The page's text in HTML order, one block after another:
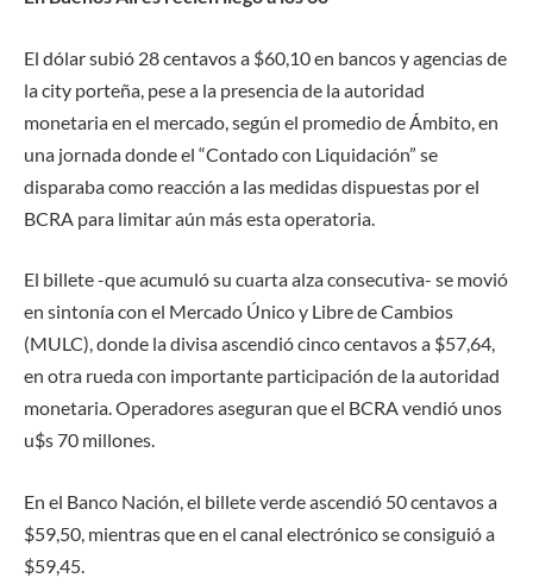
El dólar subió 28 centavos a $60,10 en bancos y agencias de
la city porteña, pese a la presencia de la autoridad
monetaria en el mercado, según el promedio de Ámbito, en
una jornada donde el “Contado con Liquidación” se
disparaba como reacción a las medidas dispuestas por el
BCRA para limitar aún más esta operatoria.
El billete -que acumuló su cuarta alza consecutiva- se movió
en sintonía con el Mercado Único y Libre de Cambios
(MULC), donde la divisa ascendió cinco centavos a $57,64,
en otra rueda con importante participación de la autoridad
monetaria. Operadores aseguran que el BCRA vendió unos
u$s 70 millones.
En el Banco Nación, el billete verde ascendió 50 centavos a
$59,50, mientras que en el canal electrónico se consiguió a
$59,45.